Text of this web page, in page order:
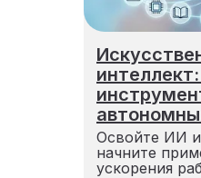
Освойте ИИ
начните
ускорения